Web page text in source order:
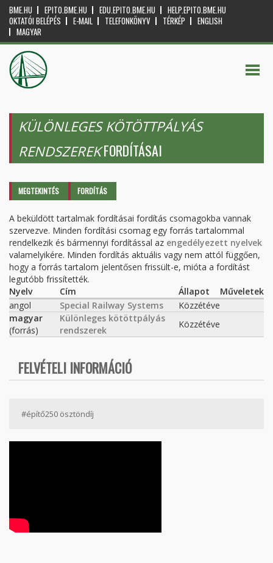
BME.HU EPITO.BME.HU EDU.EPITO.BME.HU
HELP.EPITO.BME.HU
OKTATÓI BELÉPÉS
E-MAIL TELEFONKÖNYV TÉRKÉP
ENGLISH
MAGYAR
KÜLÖNLEGES KÖTÖTTPÁLYÁS
RENDSZEREKFORDÍTÁSAI
Elsődleges fülek
MEGTEKINTÉS FORDÍTÁS
A beküldött tartalmak fordításai fordítás csomagokba vannak
szervezve. Minden fordítási csomag egy forrás tartalommal
rendelkezik és bármennyi fordítással az engedélyezett nyelvek
valamelyikére. Minden fordítás aktuális vagy nem attól függően,
hogy a forrás tartalom jelentősen frissült-e, mióta a fordítást
legutóbb frissítették.
Nyelv
Cím Állapot
Műveletek
angol
Special Railway Systems
Közzétéve
magyar
(forrás)
Különleges kötöttpályás
rendszerek
Közzétéve
FELVÉTELI INFORMÁCIÓ
#építő250 ösztöndíj